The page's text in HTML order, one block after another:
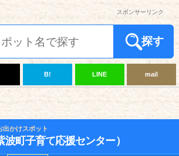
スポンサーリンク
探す
B! LINE mail
出かけスポット
波町子育て応援センター）